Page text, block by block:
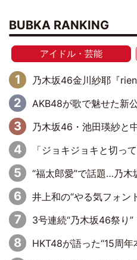
BUBKA RANKING
アイドル・芸能
乃木坂46金川紗耶『
AKB48が歌で魅せた新公演『夢のポッ
乃木坂46・池田瑛紗と中西アルノが「真冬のかき氷」騒動で火
「ジョキジョキと切っていく感じ
“福太郎愛”で話題…乃木坂46一ノ瀬美空、地
井上和の“やる気フォント”にも注目 乃
3号連続“乃木坂46祭り” ラストを飾るのは賀喜遥香…5
HKT48が語った“15周年本の思い出” 大食い特